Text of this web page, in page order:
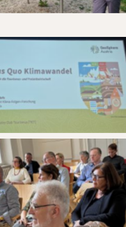
No Caption
No Caption